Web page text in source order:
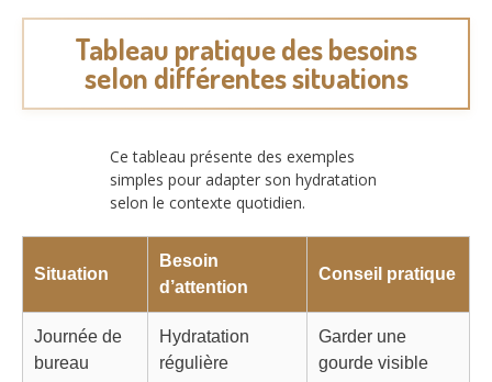
Tableau pratique des besoins
selon différentes situations
Ce tableau présente des exemples
simples pour adapter son hydratation
selon le contexte quotidien.
Situation
Besoin
d’attention
Conseil pratique
Journée de
bureau
Hydratation
régulière
Garder une
gourde visible